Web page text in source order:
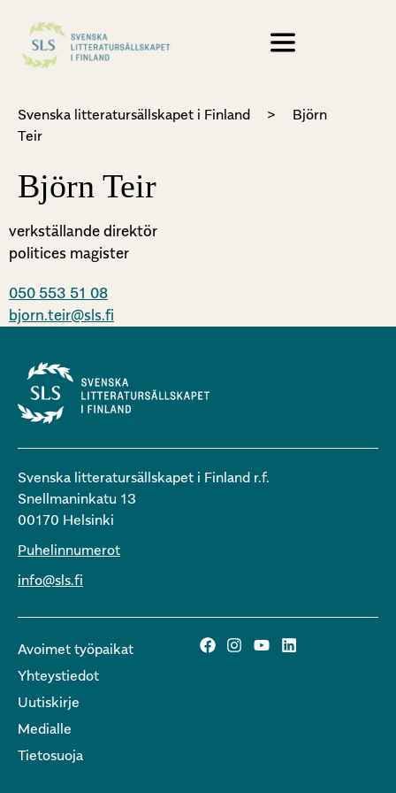
Svenska litteratursällskapet i Finland >
Björn
Teir
Björn Teir
verkställande direktör
politices magister
050 553 51 08
bjorn.teir@sls.fi
Svenska litteratursällskapet i Finland r.f.
Snellmaninkatu 13
00170 Helsinki
Puhelinnumerot
info@sls.fi
Avoimet työpaikat
Yhteystiedot
Uutiskirje
Medialle
Tietosuoja